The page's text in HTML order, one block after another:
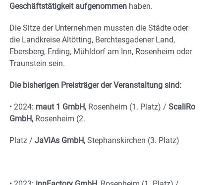
Geschäftstätigkeit aufgenommen haben.
Die Sitze der Unternehmen mussten die Städte oder
die Landkreise Altötting, Berchtesgadener Land,
Ebersberg, Erding, Mühldorf am Inn, Rosenheim oder
Traunstein sein.
Die bisherigen Preisträger der Veranstaltung sind:
• 2024: maut 1 GmbH, Rosenheim (1. Platz) / ScaliRo
GmbH, Rosenheim (2.
Platz / JaViAs GmbH, Stephanskirchen (3. Platz)